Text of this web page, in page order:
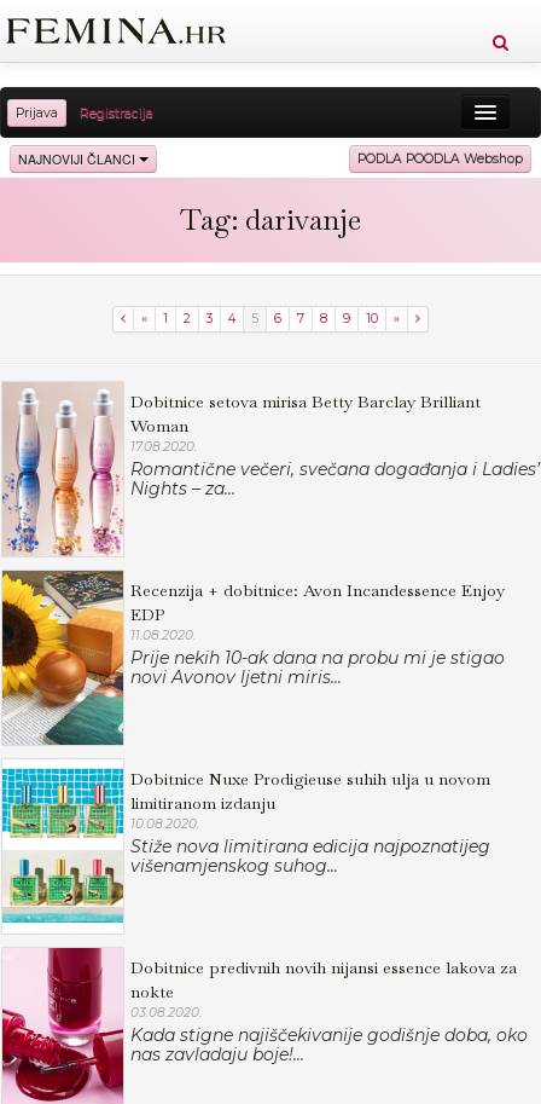
Prijava Registracija
Sreća Zdravlje Vitkost
Ljubav Relax Putovanja
NAJNOVIJI ČLANCI PODLA POODLA Webshop
Tag: darivanje
« 1 2 3 4 5 6 7 8 9 10 »
Dobitnice setova mirisa Betty Barclay Brilliant
Woman
17.08.2020.
Romantične večeri, svečana događanja i Ladies’
Nights – za...
Recenzija + dobitnice: Avon Incandessence Enjoy
EDP
11.08.2020.
Prije nekih 10-ak dana na probu mi je stigao
novi Avonov ljetni miris...
Dobitnice Nuxe Prodigieuse suhih ulja u novom
limitiranom izdanju
10.08.2020.
Stiže nova limitirana edicija najpoznatijeg
višenamjenskog suhog...
Dobitnice predivnih novih nijansi essence lakova za
nokte
03.08.2020.
Kada stigne najiščekivanije godišnje doba, oko
nas zavladaju boje!...